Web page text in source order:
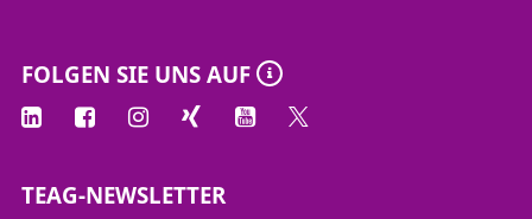
FOLGEN SIE UNS AUF
TEAG-NEWSLETTER